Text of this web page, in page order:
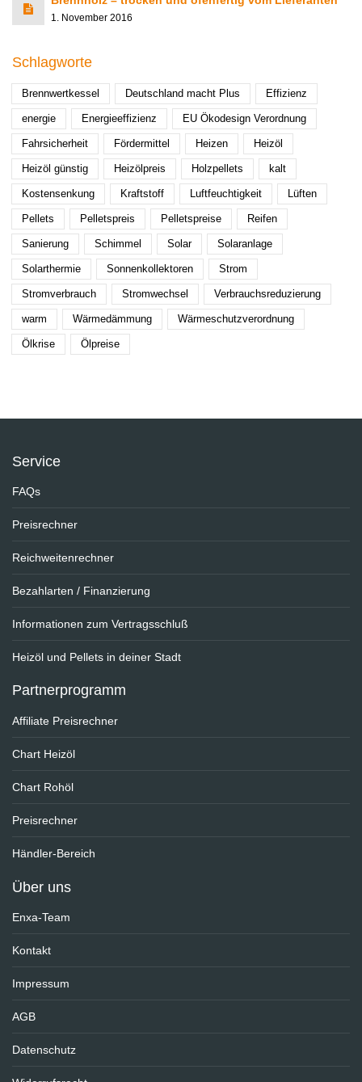
1. November 2016
Schlagworte
Brennwertkessel Deutschland macht Plus Effizienz
energie Energieeffizienz EU Ökodesign Verordnung
Fahrsicherheit Fördermittel Heizen Heizöl
Heizöl günstig Heizölpreis Holzpellets kalt
Kostensenkung Kraftstoff Luftfeuchtigkeit Lüften
Pellets Pelletspreis Pelletspreise Reifen
Sanierung Schimmel Solar Solaranlage
Solarthermie Sonnenkollektoren Strom
Stromverbrauch Stromwechsel Verbrauchsreduzierung
warm Wärmedämmung Wärmeschutzverordnung
Ölkrise Ölpreise
Service
FAQs
Preisrechner
Reichweitenrechner
Bezahlarten / Finanzierung
Informationen zum Vertragsschluß
Heizöl und Pellets in deiner Stadt
Partnerprogramm
Affiliate Preisrechner
Chart Heizöl
Chart Rohöl
Preisrechner
Händler-Bereich
Über uns
Enxa-Team
Kontakt
Impressum
AGB
Datenschutz